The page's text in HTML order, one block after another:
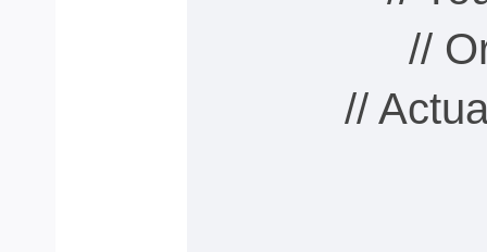
//
//